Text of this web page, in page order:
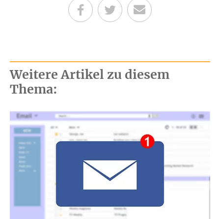
Teilen auf Facebook
Teilen auf Twitter
Per E-Mail senden
Weitere Artikel zu diesem
Thema: